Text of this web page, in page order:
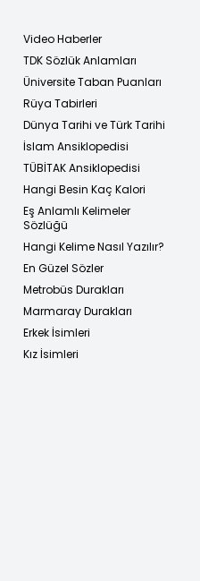
Video Haberler
TDK Sözlük Anlamları
Üniversite Taban Puanları
Rüya Tabirleri
Dünya Tarihi ve Türk Tarihi
İslam Ansiklopedisi
TÜBİTAK Ansiklopedisi
Hangi Besin Kaç Kalori
Eş Anlamlı Kelimeler
Sözlüğü
Hangi Kelime Nasıl Yazılır?
En Güzel Sözler
Metrobüs Durakları
Marmaray Durakları
Erkek İsimleri
Kız İsimleri